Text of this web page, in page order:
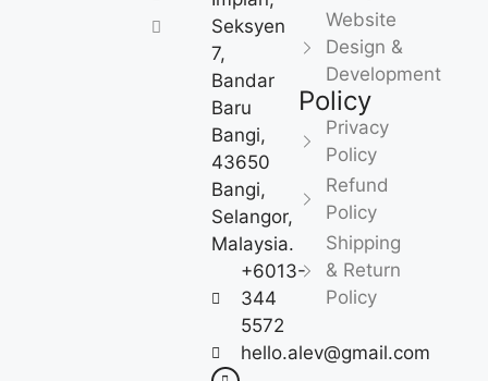
Seksyen
7,
Bandar
Baru
Bangi,
43650
Bangi,
Selangor,
Malaysia.
+6013-
344
5572
hello.alev@gmail.com
Website
Design &
Development
Policy
Privacy
Policy
Refund
Policy
Shipping
& Return
Policy